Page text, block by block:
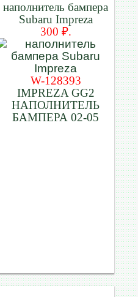
наполнитель бампера
Subaru Impreza
300 ₽.
W-128393
IMPREZA GG2
НАПОЛНИТЕЛЬ
БАМПЕРА 02-05